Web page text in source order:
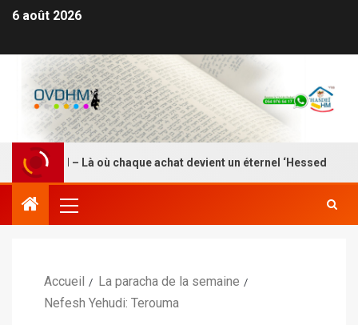
6 août 2026
HM – Là où chaque achat devient un éternel ‘Hessed
Accueil
La paracha de la semaine
Nefesh Yehudi: Terouma